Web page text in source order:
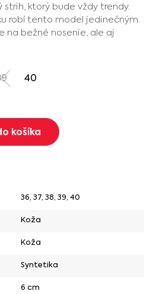
strih, ktorý bude vždy trendy.
robí tento model jedinečným.
na bežné nosenie, ale aj
40
košíka
36, 37, 38, 39, 40
Koža
Koža
Syntetika
6 cm